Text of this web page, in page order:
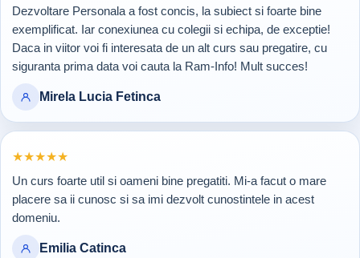
Dezvoltare Personala a fost concis, la subiect si foarte bine
exemplificat. Iar conexiunea cu colegii si echipa, de exceptie!
Daca in viitor voi fi interesata de un alt curs sau pregatire, cu
siguranta prima data voi cauta la Ram-Info! Mult succes!
Mirela Lucia Fetinca
Rating 5 din 5
★★★★★
Un curs foarte util si oameni bine pregatiti. Mi-a facut o mare
placere sa ii cunosc si sa imi dezvolt cunostintele in acest
domeniu.
Emilia Catinca